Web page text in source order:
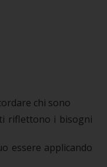
chi sono
riflettono i bisogni
essere applicando